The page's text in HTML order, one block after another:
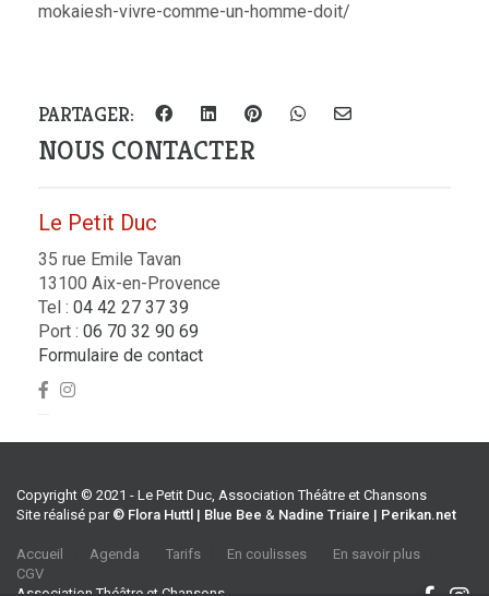
mokaiesh-vivre-comme-un-homme-doit/
PARTAGER:
NOUS CONTACTER
Le Petit Duc
35 rue Emile Tavan
13100 Aix-en-Provence
Tel : 04 42 27 37 39
Port : 06 70 32 90 69
Formulaire de contact
Copyright © 2021 - Le Petit Duc, Association Théâtre et Chansons
Site réalisé par © Flora Huttl | Blue Bee & Nadine Triaire | Perikan.net
Accueil Agenda Tarifs En coulisses
En savoir plus
CGV